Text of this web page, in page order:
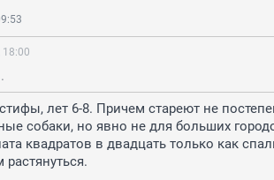
18:00
лет 6-8. Причем стареют не
собаки, но явно не для больших
квадратов в двадцать только как